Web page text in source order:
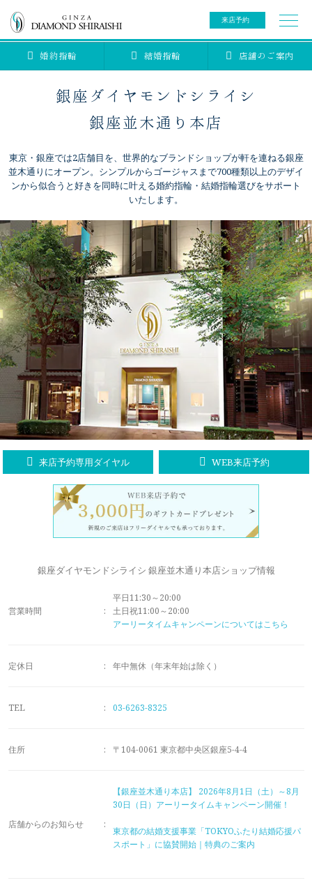
来店予約
婚約指輪 結婚指輪 店舗のご案内
0078-6000-5222
カタログ請求 来店予約
ブライダルリング
結婚指輪
セットリング
エタニティリング
クローズアップ
プロポーズアイテム
ブライダルアイテム
ティアラ
アニバーサリージュエリー
ベビージュエリー
ラブレタージュエリー
アニバーサリージュエリー
セットリングコレクション
商品クオリティ
ダイヤモンドの品質
ダイヤモンド仕入れのこだわり
指輪の品質・特徴
シライシについて
ブランドコンセプト
お客様への想い
ブライダルリングへの想い
パイオニアの想い
メモリアルアルバム
サービス
シークレットストーン
レーザー刻印サービス
ナノジュエリーコート
永久保証サービス
セミ・フルオーダー
ニュース・フェア
店舗のご案内
銀座ダイヤモンドシライシ
銀座並木通り本店
東京・銀座では2店舗目を、世界的なブランドショップが軒を連ねる銀座
並木通りにオープン。シンプルからゴージャスまで700種類以上のデザイ
ンから似合うと好きを同時に叶える婚約指輪・結婚指輪選びをサポート
いたします。
来店予約専用ダイヤル WEB来店予約
銀座ダイヤモンドシライシ 銀座並木通り本店ショップ情報
営業時間 :
平日11:30～20:00
土日祝11:00～20:00
アーリータイムキャンペーンについてはこちら
定休日 : 年中無休（年末年始は除く）
TEL : 03-6263-8325
住所 : 〒104-0061 東京都中央区銀座5-4-4
店舗からのお知らせ :
【銀座並木通り本店】 2026年8月1日（土）～8月
30日（日）アーリータイムキャンペーン開催！
東京都の結婚支援事業「TOKYOふたり結婚応援パ
スポート」に協賛開始｜特典のご案内